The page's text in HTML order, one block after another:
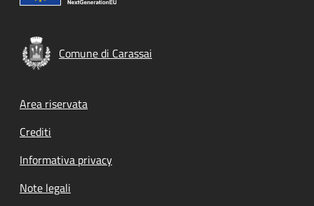
Comune di Carassai
Footer menu
Area riservata
Crediti
Informativa privacy
Note legali